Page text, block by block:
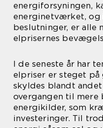
energiforsyningen,
energinetværket,
beslutninger, er alle
elprisernes
I de seneste år har
elpriser er steget
skyldes blandt
overgangen til
energikilder, som
investeringer. Til